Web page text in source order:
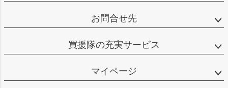
お問合せ先
買援隊の充実サービス
マイページ